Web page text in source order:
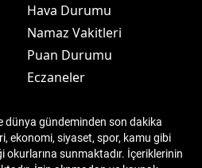
Hava Durumu
Namaz Vakitleri
Puan Durumu
Eczaneler
dünya gündeminden son dakika
ekonomi, siyaset, spor, kamu gibi
okurlarına sunmaktadır. İçeriklerinin